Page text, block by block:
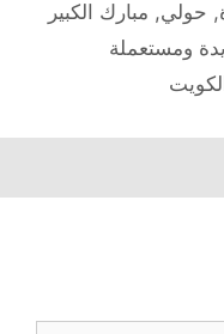
, حولي, مبارك الكبير
ومستعملة